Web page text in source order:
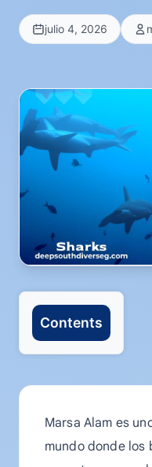
julio 4, 2026
Contents
Marsa Alam es
mundo donde los